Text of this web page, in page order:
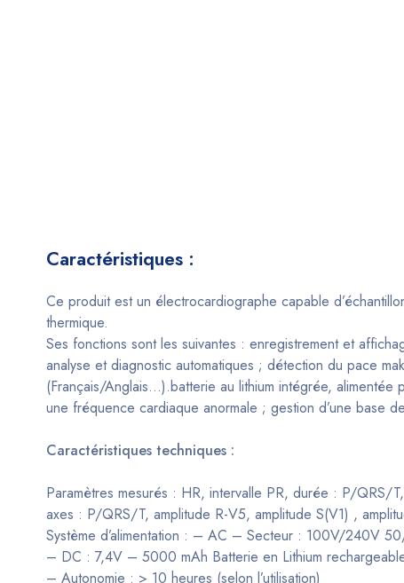
Caractéristiques :
Ce produit est un électrocardiographe capable
thermique.
Ses fonctions sont les suivantes : enregistrement et
analyse et diagnostic automatiques ; détection du pace
(Français/Anglais…).batterie au lithium intégrée,
une fréquence cardiaque anormale ; gestion d’une base
Caractéristiques techniques :
Paramètres mesurés : HR, intervalle PR, durée : P/QRS/
axes : P/QRS/T, amplitude R-V5, amplitude S(V1) ,
Système d’alimentation : – AC – Secteur : 100V/240V
– DC : 7,4V – 5000 mAh Batterie en Lithium
– Autonomie : > 10 heures (selon l’utilisation)